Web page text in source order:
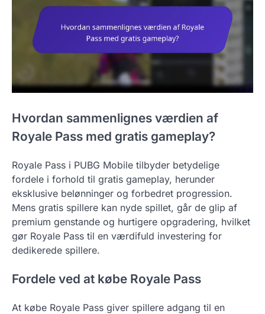
Hvordan sammenlignes værdien af
Royale Pass med gratis gameplay?
Royale Pass i PUBG Mobile tilbyder betydelige
fordele i forhold til gratis gameplay, herunder
eksklusive belønninger og forbedret progression.
Mens gratis spillere kan nyde spillet, går de glip af
premium genstande og hurtigere opgradering, hvilket
gør Royale Pass til en værdifuld investering for
dedikerede spillere.
Fordele ved at købe Royale Pass
At købe Royale Pass giver spillere adgang til en